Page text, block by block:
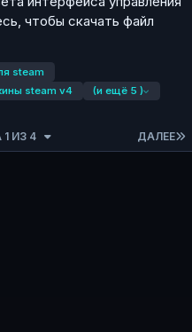
чтобы скачать файл
steam
steam v4 (и ещё 5 )
ДАЛЕЕ
ИЗ 4